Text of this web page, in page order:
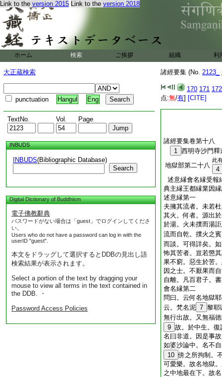
Link to the version 2015 Link to the version 2018
ホーム 検索 ご挨拶 組織 利
大正蔵検索
punctuation Hangul Eng
TextNo. Vol. Page
INBUDS
INBUDS(Bibliographic Database)
Search
Digital Dictionary of Buddhism
電子佛教辭典
パスワードがない場合は「guest」でログインしてくださ
い。
Users who do not have a password can log in with the
userID "guest".
本文をドラッグして選択するとDDBの見出し語
検索結果が表示されます。
Select a portion of the text by dragging your
mouse to view all terms in the text contained in
the DDB. ・
Password Access Policies
諸經要集 (No. 2123_
170 171 172
点:無/有] [CITE]
諸經要集卷第十八
1 西明寺沙門釋
地獄部第二十八
此
4
述意縁會名縁受報
典主縁王都縁業因
述意縁第一
夫擁其流者。未若
其火。何者。源出
於湯。火未撲而湯
流而自乾。撲火之
而談。可得詳矣。
怖其苦者。豈若懲
果不窮。惡生於苦
因之士。不厭果而
自離。凡百君子。
會名縁第二
問曰。云何名地獄
云。梵名泥 7 黎耶
無行出故。又無福
9 故。於中生。
名曰非道。因是事
如婆沙論中。名不
10 傍之所拘制。
可愛樂。故名地獄
之中地最在下。故